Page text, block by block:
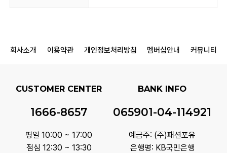
회사소개 이용약관 개인정보처리방침 멤버십안내 커뮤니티
CUSTOMER CENTER
1666-8657
평일 10:00 ~ 17:00
점심 12:30 ~ 13:30
BANK INFO
065901-04-114921
예금주: (주)패션포유
은행명: KB국민은행